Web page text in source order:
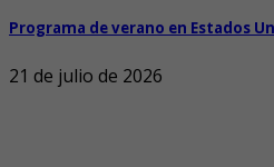
Programa de verano en Estados
21 de julio de 2026